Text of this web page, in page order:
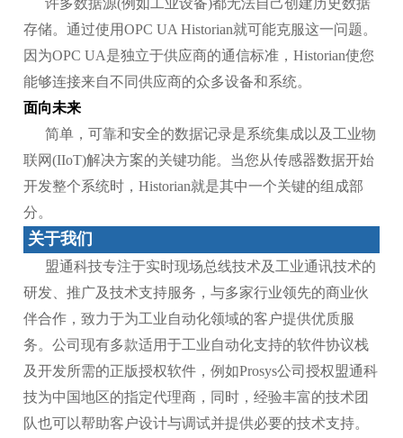
许多数据源(例如工业设备)都无法自己创建历史数据
存储。通过使用OPC UA Historian就可能克服这一问题。
因为OPC UA是独立于供应商的通信标准，Historian使您
能够连接来自不同供应商的众多设备和系统。
面向未来
简单，可靠和安全的数据记录是系统集成以及工业物
联网(IIoT)解决方案的关键功能。当您从传感器数据开始
开发整个系统时，Historian就是其中一个关键的组成部
分。
关于我们
盟通科技专注于实时现场总线技术及工业通讯技术的
研发、推广及技术支持服务，与多家行业领先的商业伙
伴合作，致力于为工业自动化领域的客户提供优质服
务。公司现有多款适用于工业自动化支持的软件协议栈
及开发所需的正版授权软件，例如Prosys公司授权盟通科
技为中国地区的指定代理商，同时，经验丰富的技术团
队也可以帮助客户设计与调试并提供必要的技术支持。